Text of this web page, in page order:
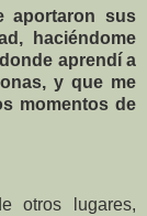
aportaron sus
haciéndome
aprendí a
y que me
momentos de
otros lugares,